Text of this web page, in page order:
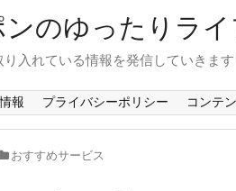
ンのゆったりライ
入れている情報を発信していきます
報 プライバシーポリシー コンテ
おすすめサービス